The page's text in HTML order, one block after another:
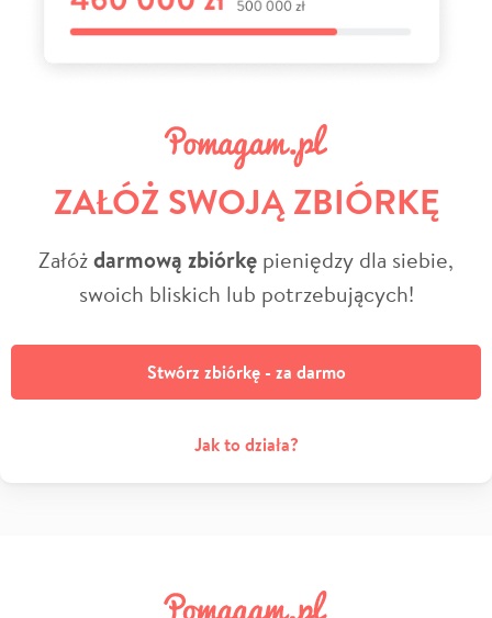
ZAŁÓŻ SWOJĄ ZBIÓRKĘ
Załóżdarmową zbiórkę pieniędzy dla siebie,
swoich bliskich lub potrzebujących!
Stwórz zbiórkę - za darmo
Jak to działa?